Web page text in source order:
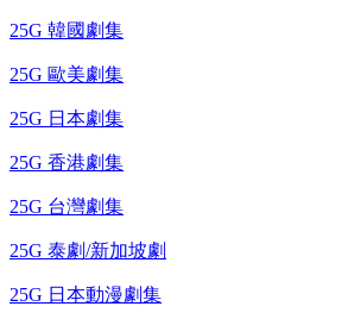
25G 韓國劇集
25G 歐美劇集
25G 日本劇集
25G 香港劇集
25G 台灣劇集
25G 泰劇/新加坡劇
25G 日本動漫劇集